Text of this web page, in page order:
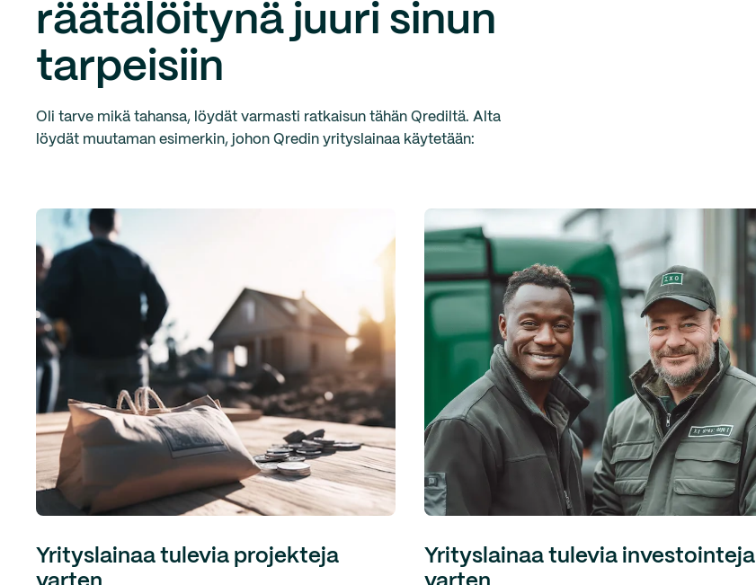
räätälöitynä juuri sinun
tarpeisiin
Oli tarve mikä tahansa, löydät varmasti ratkaisun tähän Qrediltä. Alta
löydät muutaman esimerkin, johon Qredin yrityslainaa käytetään:
Yrityslainaa tulevia projekteja
Yrityslainaa tulevia investointeja